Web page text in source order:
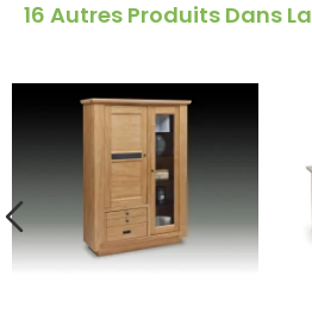
16 Autres Produits Dans